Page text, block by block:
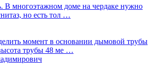
В многоэтажном доме на чердаке нужно
но есть тол …
момент в основании дымовой трубы
трубы 48 ме …